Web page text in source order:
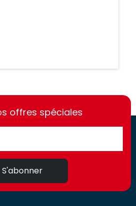
offres spéciales
S'abonner